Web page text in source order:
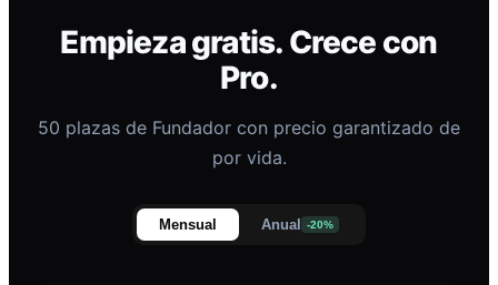
Empieza gratis. Crece con
Pro.
50 plazas de Fundador con precio garantizado de
por vida.
Mensual Anual -20%